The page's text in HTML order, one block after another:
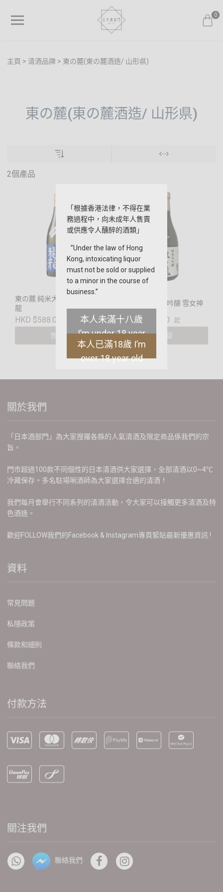
0
主頁 清酒品牌 東の麓(東の麓酒造/ 山形県)
東の麓(東の麓酒造/ 山形県)
2個產品
東の麓 純米大吟醸 龍龍龍
龍
HKD $588.00
售罄
東の麓 純米大吟醸 雪女神
HKD $580.00 起
售罄
關於我們
「日本酒部門」為大家搜羅各縣的人氣清酒及限定商品係我們的宗
旨。
門市超過100款不同個性的日本清酒供大家選擇，全部清酒以0~4℃
冷藏保存。多名駐場唎酒師為大家選擇合適的清酒！
我們每月會舉行不同系列的清酒活動，令大家可以接觸更多清酒及特
色酒造。
歡迎FOLLOW我們的Facebook & Instagram專頁緊貼最新優惠資訊 !
資料
常見問題
私隱政策
條款和細則
聯絡我們
付款方法
關注我們
聯絡我們
「根據香港法律，不得在業
務過程中，向未成年人售賣
或供應令人醺醉的酒類」
”Under the law of Hong
Kong, intoxicating liquor
must not be sold or supplied
to a minor in the course of
business.”
本人未滿十八歲
I’m under 18 year
old
本人已滿18歲 I’m
over 18 year old